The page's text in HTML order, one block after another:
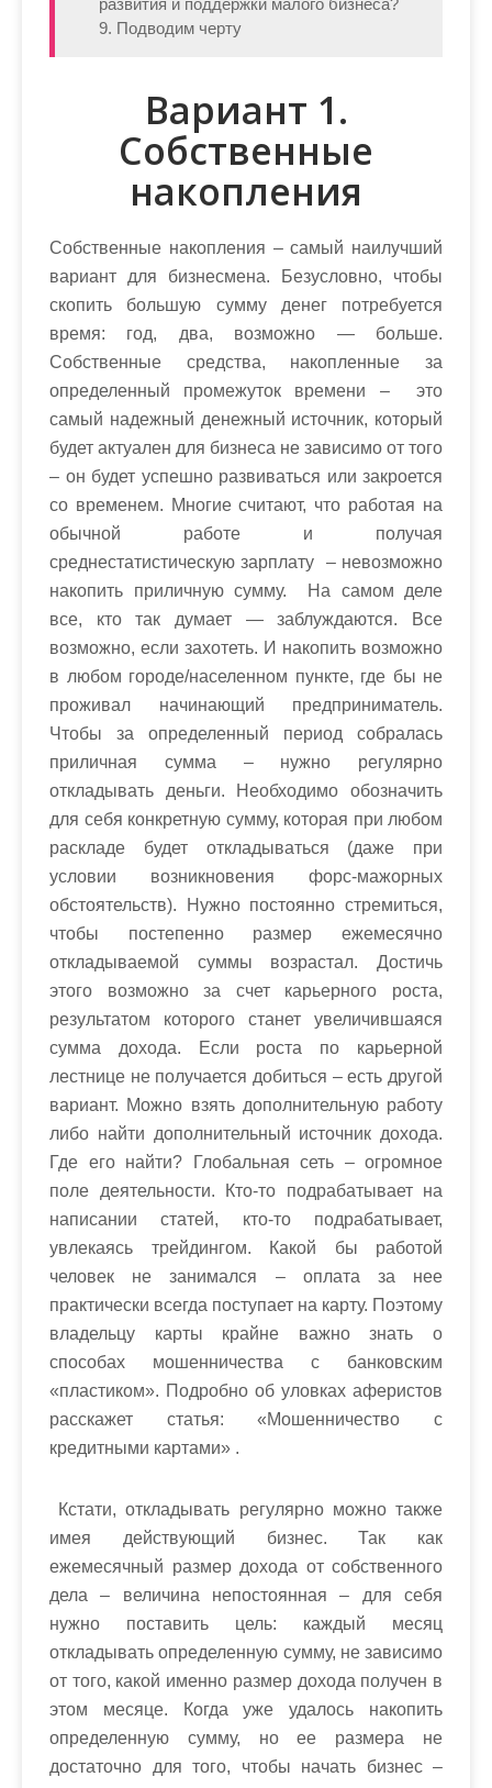
развития и поддержки малого бизнеса?
9. Подводим черту
Вариант 1.
Собственные
накопления
Собственные накопления – самый наилучший
вариант для бизнесмена. Безусловно, чтобы
скопить большую сумму денег потребуется
время: год, два, возможно — больше.
Собственные средства, накопленные за
определенный промежуток времени – это
самый надежный денежный источник, который
будет актуален для бизнеса не зависимо от того
– он будет успешно развиваться или закроется
со временем. Многие считают, что работая на
обычной работе и получая
среднестатистическую зарплату – невозможно
накопить приличную сумму. На самом деле
все, кто так думает — заблуждаются. Все
возможно, если захотеть. И накопить возможно
в любом городе/населенном пункте, где бы не
проживал начинающий предприниматель.
Чтобы за определенный период собралась
приличная сумма – нужно регулярно
откладывать деньги. Необходимо обозначить
для себя конкретную сумму, которая при любом
раскладе будет откладываться (даже при
условии возникновения форс-мажорных
обстоятельств). Нужно постоянно стремиться,
чтобы постепенно размер ежемесячно
откладываемой суммы возрастал. Достичь
этого возможно за счет карьерного роста,
результатом которого станет увеличившаяся
сумма дохода. Если роста по карьерной
лестнице не получается добиться – есть другой
вариант. Можно взять дополнительную работу
либо найти дополнительный источник дохода.
Где его найти? Глобальная сеть – огромное
поле деятельности. Кто-то подрабатывает на
написании статей, кто-то подрабатывает,
увлекаясь трейдингом. Какой бы работой
человек не занимался – оплата за нее
практически всегда поступает на карту. Поэтому
владельцу карты крайне важно знать о
способах мошенничества с банковским
«пластиком». Подробно об уловках аферистов
расскажет статья: «Мошенничество с
кредитными картами» .
Кстати, откладывать регулярно можно также
имея действующий бизнес. Так как
ежемесячный размер дохода от собственного
дела – величина непостоянная – для себя
нужно поставить цель: каждый месяц
откладывать определенную сумму, не зависимо
от того, какой именно размер дохода получен в
этом месяце. Когда уже удалось накопить
определенную сумму, но ее размера не
достаточно для того, чтобы начать бизнес –